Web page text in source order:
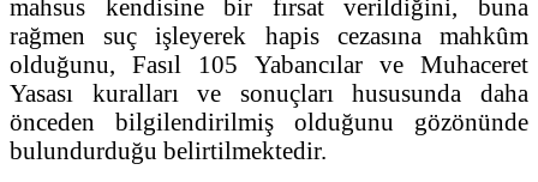
mahsus kendisine bir fırsat verildiğini, buna
rağmen suç işleyerek hapis cezasına mahkûm
olduğunu, Fasıl 105 Yabancılar ve Muhaceret
Yasası kuralları ve sonuçları hususunda daha
önceden bilgilendirilmiş olduğunu gözönünde
bulundurduğu belirtilmektedir.